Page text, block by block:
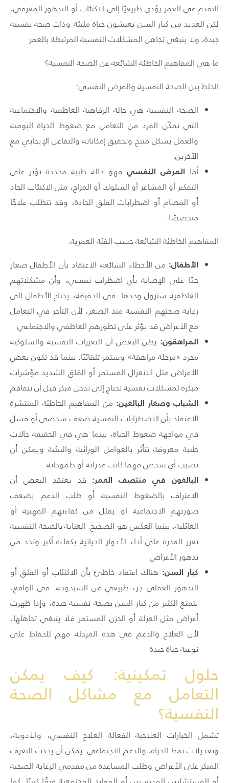
التقدم في العمر يؤدي طبيعيًا إلى الاكتئاب أو التدهور المعرفي،
لكن العديد من كبار السن يعيشون حياة مليئة وذات صحة نفسية
جيدة، ولا ينبغي تجاهل المشكلات النفسية المرتبطة بالعمر
ما هي المفاهيم الخاطئة الشائعة عن الصحة النفسية؟
الخلط بين الصحة النفسية والمرض النفسي:
الصحة النفسية هي حالة الرفاهية العاطفية والاجتماعية
التي تمكّن الفرد من التعامل مع ضغوط الحياة اليومية
والعمل بشكل منتج وتحقيق إمكاناته والتفاعل الإيجابي مع
الآخرين.
أما المرض النفسي فهو حالة طبية محددة تؤثر على
التفكير أو المشاعر أو السلوك أو المزاج، مثل الاكتئاب الحاد
أو الفصام أو اضطرابات القلق الحادة، وقد تتطلب علاجًا
متخصصًا.
المفاهيم الخاطئة الشائعة حسب الفئة العمرية:
الأطفال: من الأخطاء الشائعة الاعتقاد بأن الأطفال صغار
جدًا على الإصابة بأي اضطراب نفسي، وأن مشكلاتهم
العاطفية ستزول وحدها. في الحقيقة، يحتاج الأطفال إلى
رعاية صحتهم النفسية منذ الصغر، لأن التأخر في التعامل
مع الأعراض قد يؤثر على تطورهم العاطفي والاجتماعي
المراهقون: يظن البعض أن التغيرات النفسية والسلوكية
مجرد «مرحلة مراهقة» وستمر تلقائيًا. بينما قد تكون بعض
الأعراض مثل الانعزال المستمر أو القلق الشديد مؤشرات
مبكرة لمشكلات نفسية تحتاج إلى تدخل مبكر قبل أن تتفاقم
الشباب وصغار البالغين: من المفاهيم الخاطئة المنتشرة
الاعتقاد بأن الاضطرابات النفسية ضعف شخصي أو فشل
في مواجهة ضغوط الحياة، بينما هي في الحقيقة حالات
طبية معروفة تتأثر بالعوامل الوراثية والبيئية ويمكن أن
تصيب أي شخص مهما كانت قدراته أو طموحاته
البالغون في منتصف العمر: قد يعتقد البعض أن
الاعتراف بالضغوط النفسية أو طلب الدعم يضعف
صورتهم الاجتماعية أو يقلل من كفاءتهم المهنية أو
العائلية، بينما العكس هو الصحيح: العناية بالصحة النفسية
تعزز القدرة على أداء الأدوار الحياتية بكفاءة أكبر وتحد من
تدهور الأعراض
كبار السن: هناك اعتقاد خاطئ بأن الاكتئاب أو القلق أو
التدهور العقلي جزء طبيعي من الشيخوخة. في الواقع،
يتمتع الكثير من كبار السن بصحة نفسية جيدة، وإذا ظهرت
أعراض مثل العزلة أو الحزن المستمر فلا ينبغي تجاهلها،
لأن العلاج والدعم في هذه المرحلة مهم للحفاظ على
نوعية حياة جيدة
حلول تمكينية: كيف يمكن
التعامل مع مشاكل الصحة
النفسية؟
تشمل الخيارات العلاجية الفعالة العلاج النفسي، والأدوية،
وتعديلات نمط الحياة، والدعم الاجتماعي. يمكن أن يحدث التعرف
المبكر على الأعراض وطلب المساعدة من مقدمي الرعاية الصحية